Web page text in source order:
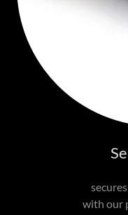
with our